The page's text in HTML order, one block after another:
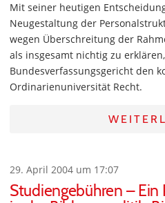
Mit seiner heutigen
Neugestaltung der
wegen Überschreitung der
als insgesamt nichtig zu
Bundesverfassungsgericht den
Ordinarienuniversität Recht.
29. April 2004 um 17:07
Studiengebühren – Ein